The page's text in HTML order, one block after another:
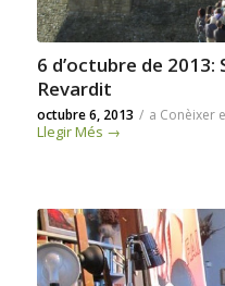
6 d’octubre de
Revardit
octubre 6, 2013 / a Conèixer
Llegir Més →